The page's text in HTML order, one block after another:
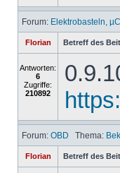
Forum: Elektrobasteln, µC
Florian Betreff des
Antworten:
6
Zugriffe:
210892
Forum: OBD Thema:
Florian Betreff des